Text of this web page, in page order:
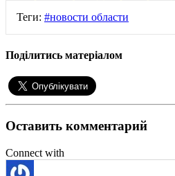
Теги: #новости области
Поділитись матеріалом
Оставить комментарий
Connect with